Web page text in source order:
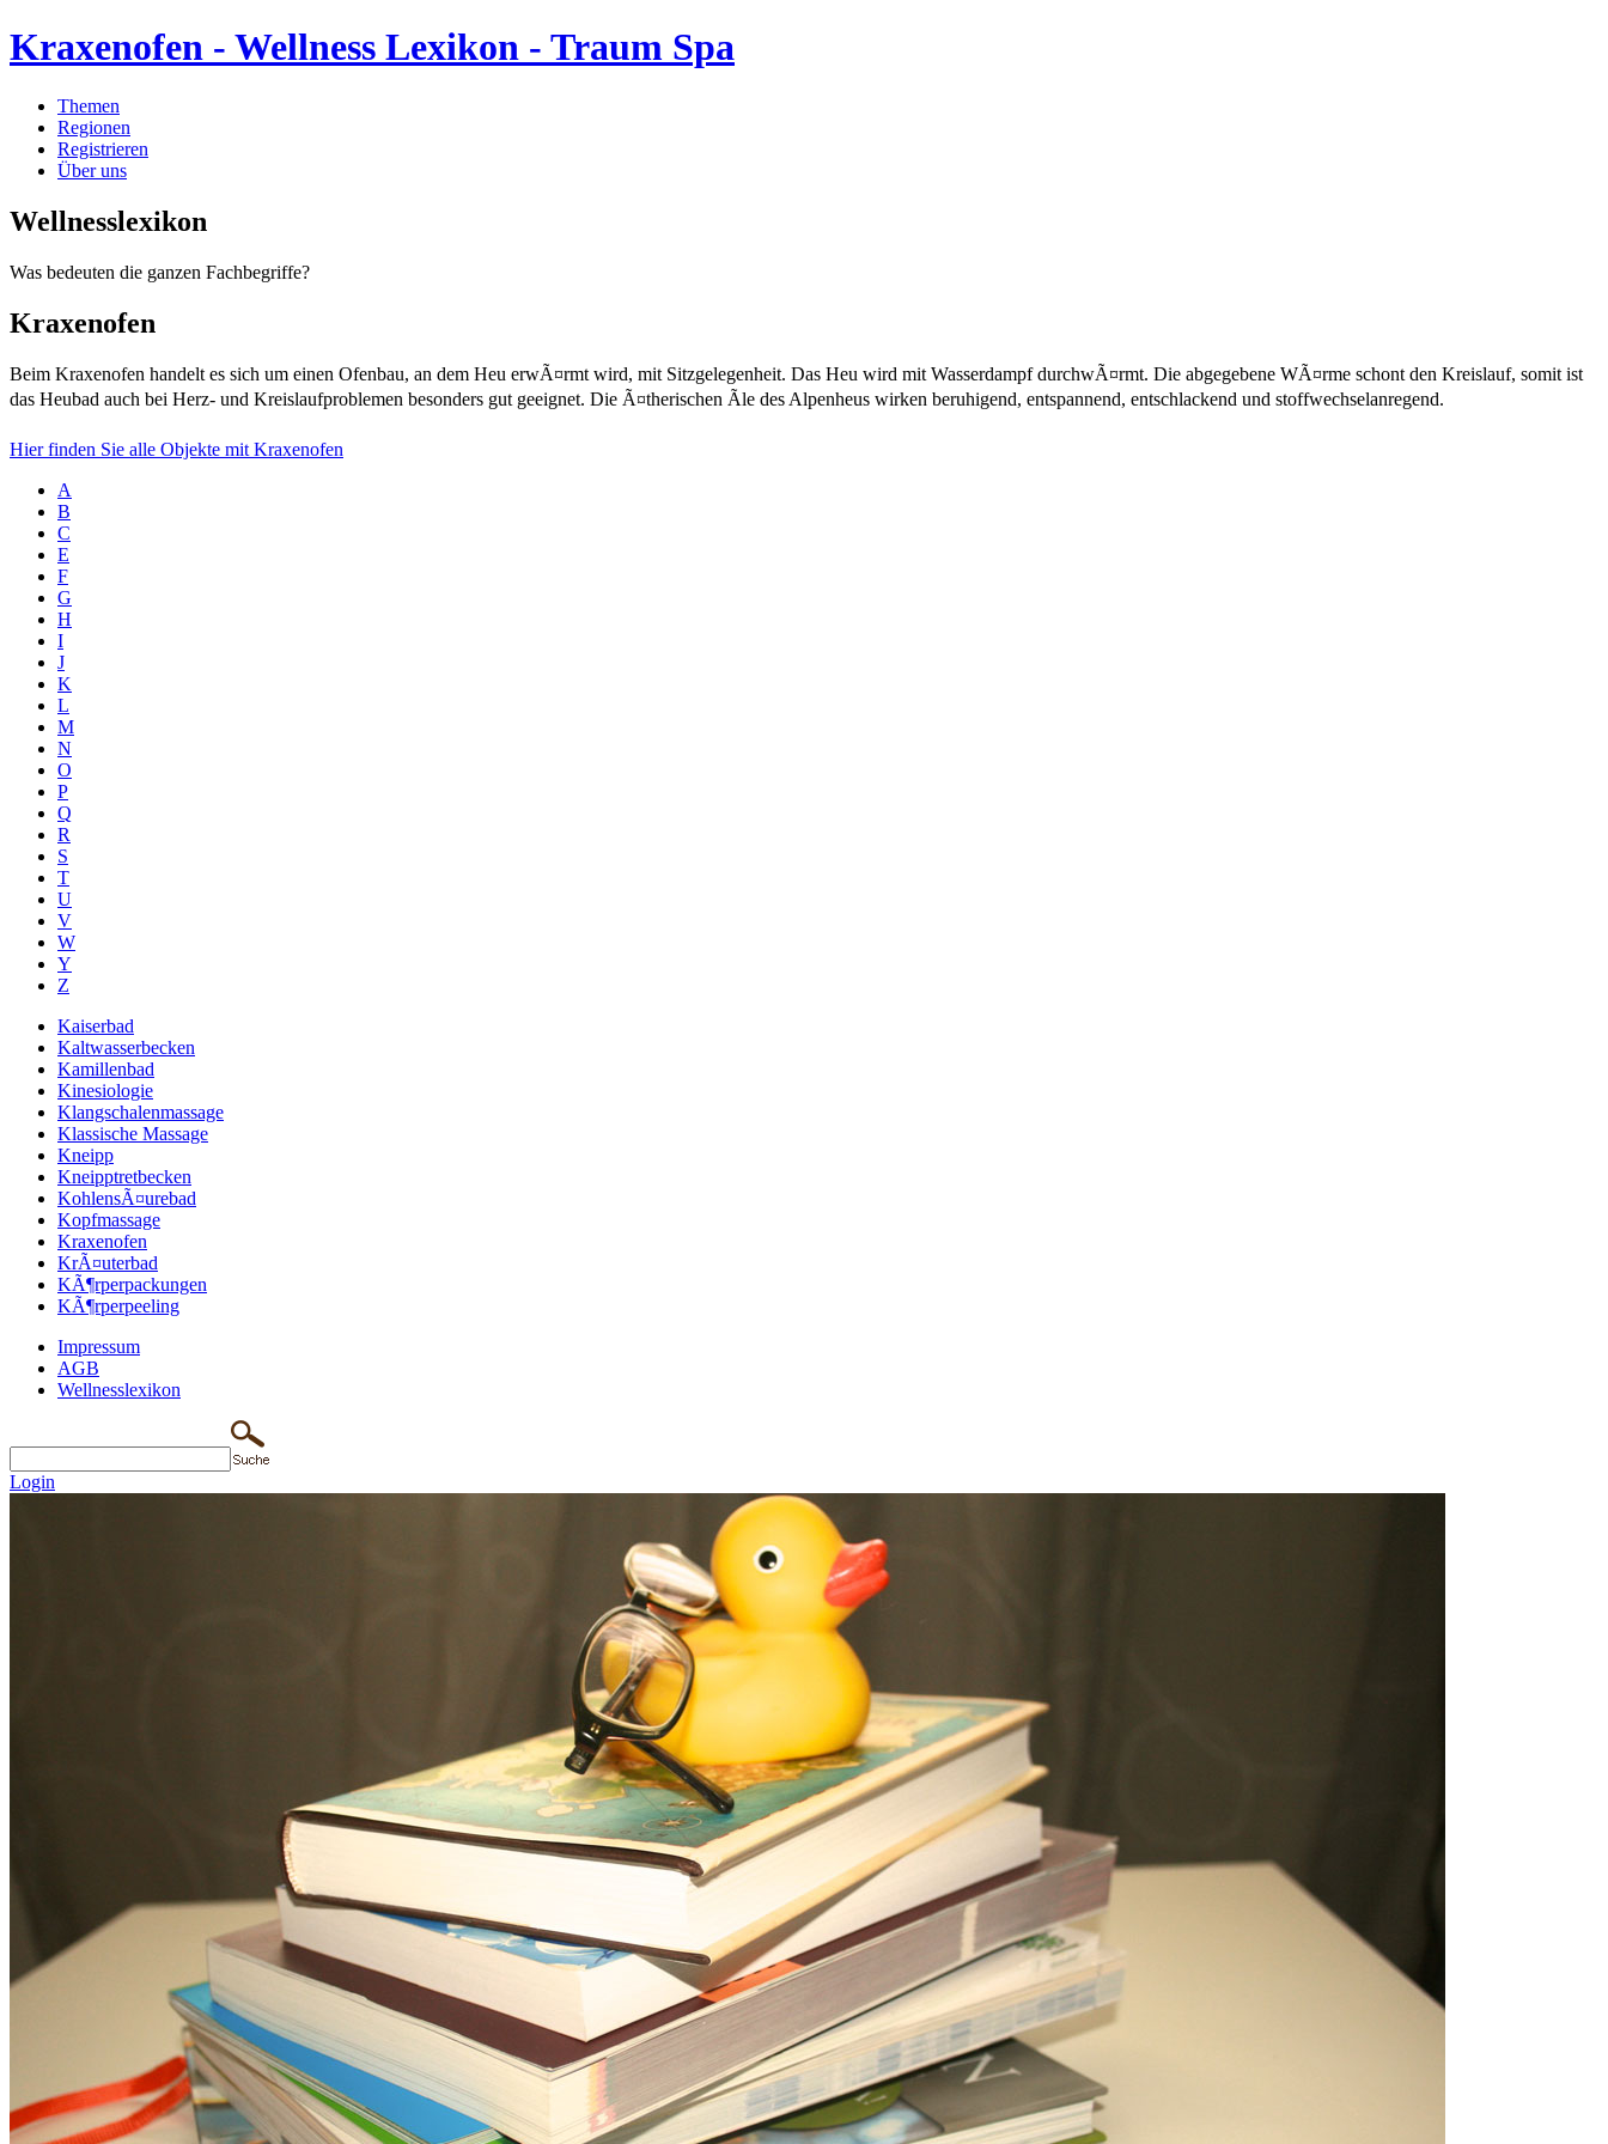
Kraxenofen - Wellness Lexikon - Traum Spa
Themen
Regionen
Registrieren
Über uns
Wellnesslexikon
Was bedeuten die ganzen Fachbegriffe?
Kraxenofen
Beim Kraxenofen handelt es sich um einen Ofenbau, an dem Heu erwÃ¤rmt wird, mit Sitzgelegenheit. Das Heu wird mit Wasserdampf durchwÃ¤rmt. Die abgegebene WÃ¤rme schont den Kreislauf, somit ist
das Heubad auch bei Herz- und Kreislaufproblemen besonders gut geeignet. Die Ã¤therischen Ãle des Alpenheus wirken beruhigend, entspannend, entschlackend und stoffwechselanregend.
Hier finden Sie alle Objekte mit Kraxenofen
A
B
C
E
F
G
H
I
J
K
L
M
N
O
P
Q
R
S
T
U
V
W
Y
Z
Kaiserbad
Kaltwasserbecken
Kamillenbad
Kinesiologie
Klangschalenmassage
Klassische Massage
Kneipp
Kneipptretbecken
KohlensÃ¤urebad
Kopfmassage
Kraxenofen
KrÃ¤uterbad
KÃ¶rperpackungen
KÃ¶rperpeeling
Impressum
AGB
Wellnesslexikon
Login